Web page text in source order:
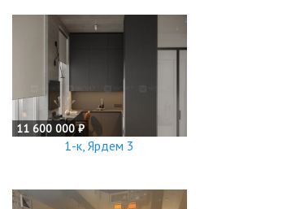
11 600 000 ₽
1-к, Ярдем 3